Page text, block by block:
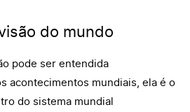
do mundo
pode ser entendida
acontecimentos mundiais, ela é o
do sistema mundial